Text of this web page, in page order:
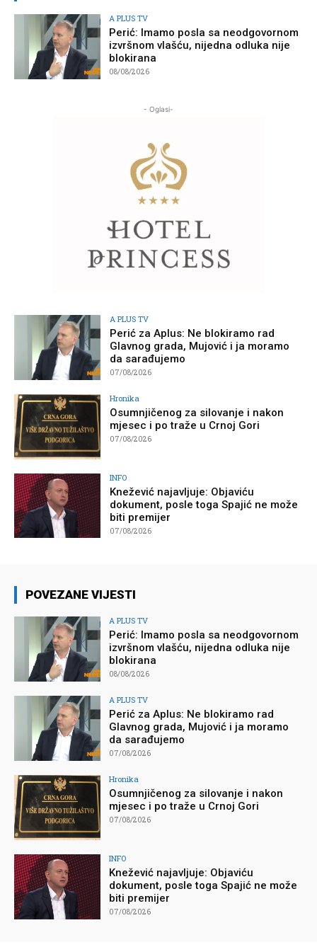
A PLUS TV
Perić: Imamo posla sa neodgovornom
izvršnom vlašću, nijedna odluka nije
blokirana
08/08/2026
- Oglasi-
A PLUS TV
Perić za Aplus: Ne blokiramo rad
Glavnog grada, Mujović i ja moramo
da sarađujemo
07/08/2026
Hronika
Osumnjičenog za silovanje i nakon
mjesec i po traže u Crnoj Gori
07/08/2026
INFO
Knežević najavljuje: Objaviću
dokument, posle toga Spajić ne može
biti premijer
07/08/2026
POVEZANE VIJESTI
A PLUS TV
Perić: Imamo posla sa neodgovornom
izvršnom vlašću, nijedna odluka nije
blokirana
08/08/2026
A PLUS TV
Perić za Aplus: Ne blokiramo rad
Glavnog grada, Mujović i ja moramo
da sarađujemo
07/08/2026
Hronika
Osumnjičenog za silovanje i nakon
mjesec i po traže u Crnoj Gori
07/08/2026
INFO
Knežević najavljuje: Objaviću
dokument, posle toga Spajić ne može
biti premijer
07/08/2026